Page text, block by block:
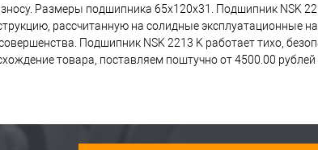
Размеры подшипника 65x120x31. Подшипник NSK
рассчитанную на солидные эксплуатационные
Подшипник NSK 2213 K работает тихо,
товара, поставляем поштучно от 4500.00